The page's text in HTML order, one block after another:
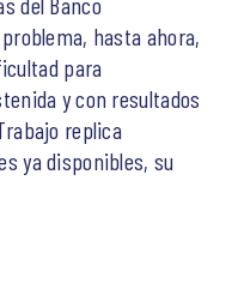
hasta ahora,
para
y con resultados
replica
ya disponibles, su